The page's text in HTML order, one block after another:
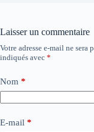
Laisser un commentaire
Votre adresse e-mail ne sera
indiqués avec *
Nom *
E-mail *